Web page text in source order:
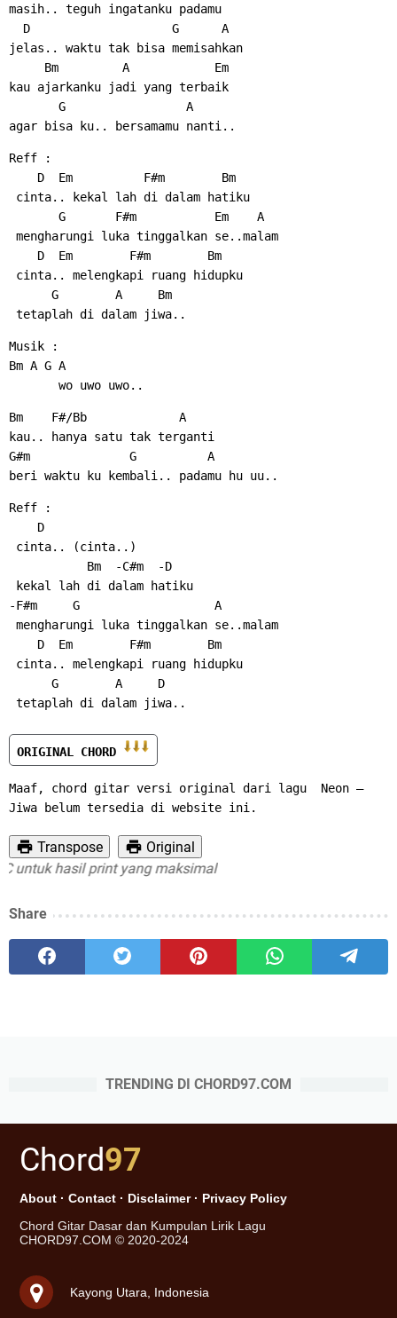
masih.. teguh ingatanku padamu
  D                    G      A
jelas.. waktu tak bisa memisahkan
     Bm         A            Em
kau ajarkanku jadi yang terbaik
       G                 A
agar bisa ku.. bersamamu nanti..
Reff :
    D  Em          F#m        Bm
cinta.. kekal lah di dalam hatiku
       G       F#m           Em    A
mengharungi luka tinggalkan se..malam
    D  Em        F#m        Bm
cinta.. melengkapi ruang hidupku
      G        A     Bm
tetaplah di dalam jiwa..
Musik :
Bm A G A
       wo uwo uwo..
Bm    F#/Bb             A
kau.. hanya satu tak terganti
G#m              G          A
beri waktu ku kembali.. padamu hu uu..
Reff :
    D
cinta.. (cinta..)
           Bm  -C#m  -D
kekal lah di dalam hatiku
-F#m     G                   A
mengharungi luka tinggalkan se..malam
    D  Em        F#m        Bm
cinta.. melengkapi ruang hidupku
      G        A     D
tetaplah di dalam jiwa..
ORIGINAL CHORD
Maaf, chord gitar versi original dari lagu  Neon –
Jiwa belum tersedia di website ini.
Transpose
Original
untuk hasil print yang maksimal
Share
TRENDING DI CHORD97.COM
Chord97
About · Contact · Disclaimer· Privacy Policy
Chord Gitar Dasar dan Kumpulan Lirik Lagu
CHORD97.COM © 2020-2024
Kayong Utara, Indonesia